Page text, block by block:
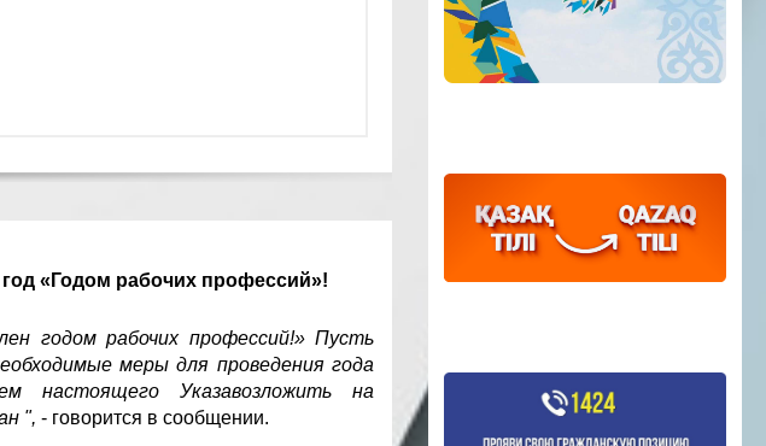
«Годом рабочих профессий»!
годом рабочих профессий!» Пусть
меры для проведения года
настоящего Указавозложить на
", - говорится в сообщении.